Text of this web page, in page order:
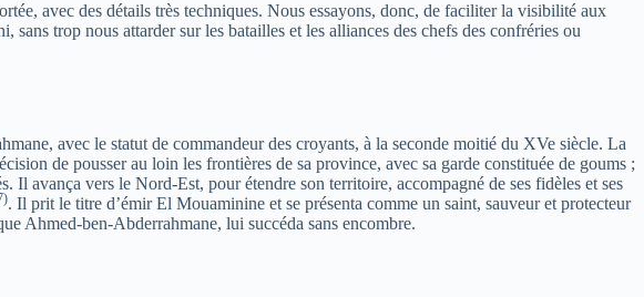
avec des détails très techniques. Nous essayons, donc, de faciliter la visibilité aux
trop nous attarder sur les batailles et les alliances des chefs des confréries ou
avec le statut de commandeur des croyants, à la seconde moitié du XVe siècle. La
de pousser au loin les frontières de sa province, avec sa garde constituée de goums ;
Il avança vers le Nord-Est, pour étendre son territoire, accompagné de ses fidèles et ses
. Il prit le titre d’émir El Mouaminine et se présenta comme un saint, sauveur et protecteur
Ahmed-ben-Abderrahmane, lui succéda sans encombre.